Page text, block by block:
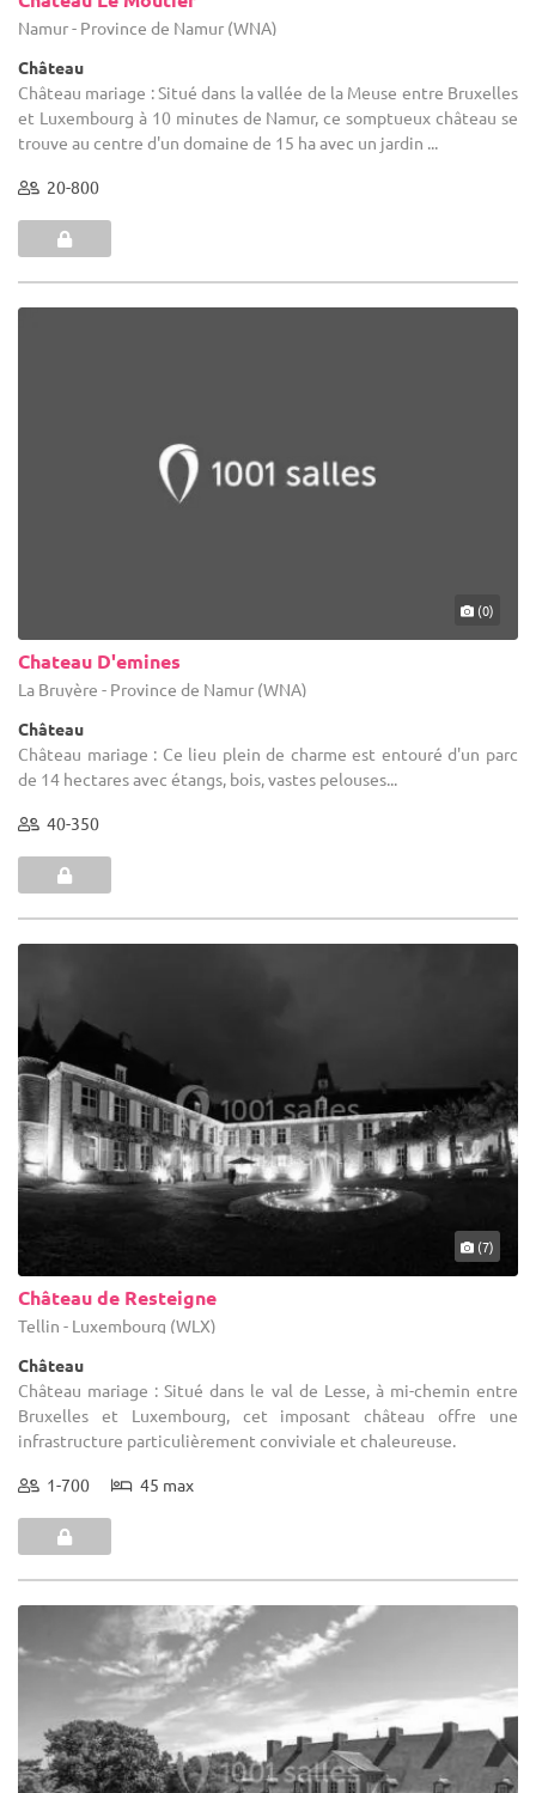
Namur - Province de Namur (WNA)
Château
Château mariage : Situé dans la vallée de la Meuse entre Bruxelles
et Luxembourg à 10 minutes de Namur, ce somptueux château se
trouve au centre d'un domaine de 15 ha avec un jardin ...
20-800
(0)
Chateau D'emines
La Bruyère - Province de Namur (WNA)
Château
Château mariage : Ce lieu plein de charme est entouré d'un parc
de 14 hectares avec étangs, bois, vastes pelouses...
40-350
(7)
Château de Resteigne
Tellin - Luxembourg (WLX)
Château
Château mariage : Situé dans le val de Lesse, à mi-chemin entre
Bruxelles et Luxembourg, cet imposant château offre une
infrastructure particulièrement conviviale et chaleureuse.
1-700 45 max